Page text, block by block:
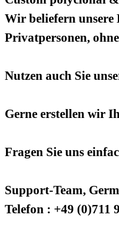
Wir beliefern unsere
Privatpersonen,
Nutzen auch Sie
Gerne erstellen wir
Fragen Sie uns
Support-Team,
Telefon : +49 (0)711